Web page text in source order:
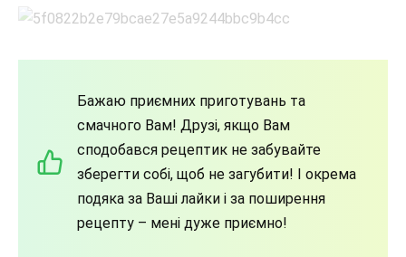
Бажаю приємних приготувань та
смачного Вам! Друзі, якщо Вам
сподобався рецептик не забувайте
зберегти собі, щоб не загубити! І окрема
подяка за Ваші лайки і за поширення
рецепту – мені дуже приємно!